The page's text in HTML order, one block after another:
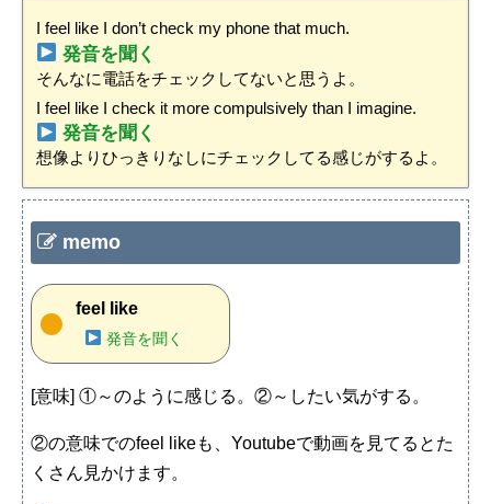
I feel like I don’t check my phone that much.
発音を聞く
そんなに電話をチェックしてないと思うよ。
I feel like I check it more compulsively than I imagine.
発音を聞く
想像よりひっきりなしにチェックしてる感じがするよ。
memo
feel like
発音を聞く
[意味] ①～のように感じる。②～したい気がする。
②の意味でのfeel likeも、Youtubeで動画を見てるとた
くさん見かけます。